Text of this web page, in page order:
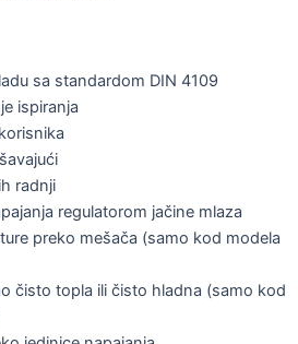
sa standardom DIN 4109
ispiranja
radnji
regulatorom jačine mlaza
preko mešača (samo kod modela
čisto topla ili čisto hladna (samo kod